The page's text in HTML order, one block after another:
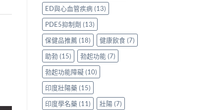
貨
渠
道
與
選
購
指
南〉
中
用
Levitra
的
真
實
分
享〉
中
多
少
才
合
理？
香
港
正
貨
參
考
價
與
ED與心血管疾病(13)
PDE5抑制劑 (13)
保健品推薦 (18) 健康飲食 (7)
助勃 (15) 勃起功能 (7)
勃起功能障礙(10)
印度壯陽藥 (15)
印度學名藥 (11) 壯陽(7)